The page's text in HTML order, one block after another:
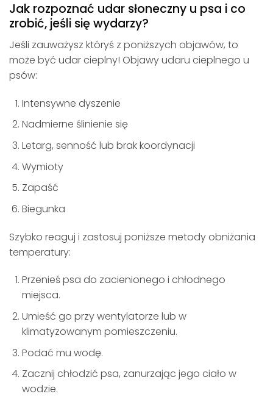
Jak rozpoznać udar słoneczny u psa i co
zrobić, jeśli się wydarzy?
Jeśli zauważysz któryś z poniższych objawów, to
może być udar cieplny! Objawy udaru cieplnego u
psów:
Intensywne dyszenie
Nadmierne ślinienie się
Letarg, senność lub brak koordynacji
Wymioty
Zapaść
Biegunka
Szybko reaguj i zastosuj poniższe metody obniżania
temperatury:
Przenieś psa do zacienionego i chłodnego
miejsca.
Umieść go przy wentylatorze lub w
klimatyzowanym pomieszczeniu.
Podać mu wodę.
Zacznij chłodzić psa, zanurzając jego ciało w
wodzie.